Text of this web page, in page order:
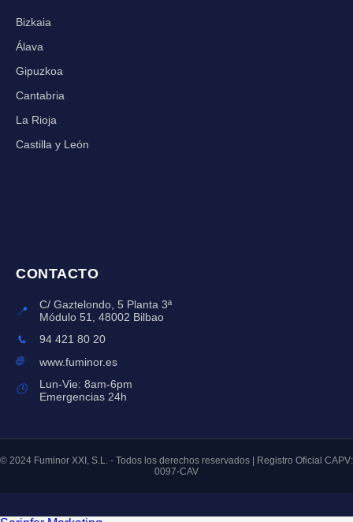
Bizkaia
Álava
Gipuzkoa
Cantabria
La Rioja
Castilla y León
CONTACTO
📍
C/ Gaztelondo, 5 Planta 3ª
Módulo 51, 48002 Bilbao
📞
94 421 80 20
🌐
www.fuminor.es
🕒
Lun-Vie: 8am-6pm
Emergencias 24h
© 2024 Fuminor XXI, S.L. - Todos los derechos reservados | Registro Oficial CAPV:
0097-CAV